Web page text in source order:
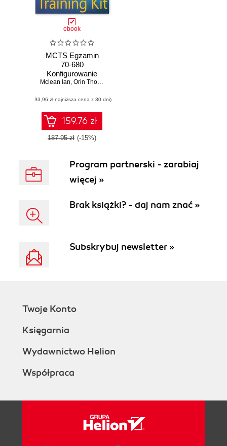
ebook
MCTS Egzamin
70-680
Konfigurowanie
Windows 7
Mclean Ian, Orin Thomas
(93,96 zł najniższa cena z 30 dni)
159.76 zł
187.95 zł (-15%)
Program partnerski - zarabiaj
więcej »
Brak książki? - daj nam znać »
Subskrybuj newsletter »
Twoje Konto
Księgarnia
Wydawnictwo Helion
Współpraca